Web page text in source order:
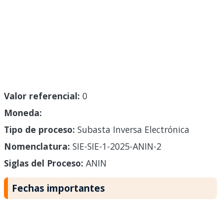
Valor referencial: 0
Moneda:
Tipo de proceso: Subasta Inversa Electrónica
Nomenclatura: SIE-SIE-1-2025-ANIN-2
Siglas del Proceso: ANIN
Fechas importantes